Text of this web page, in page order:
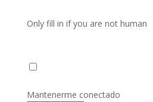
Only fill in if you are not human
Mantenerme conectado